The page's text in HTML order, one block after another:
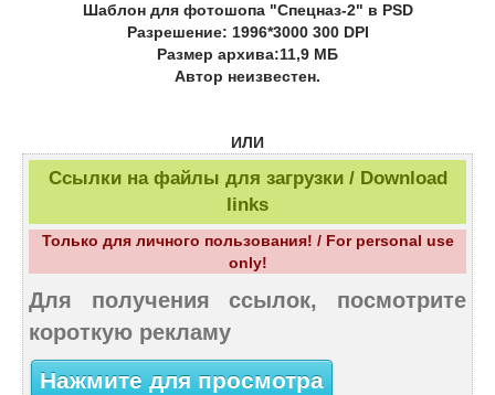
Шаблон для фотошопа "Спецназ-2" в PSD
Разрешение: 1996*3000 300 DPI
Размер архива:11,9 МБ
Автор неизвестен.
ИЛИ
Ссылки на файлы для загрузки / Download
links
Только для личного пользования! / For personal use
only!
Для получения ссылок, посмотрите
короткую рекламу
Нажмите для просмотра